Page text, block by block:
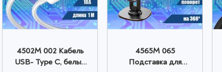
4502M 002 Кабель
USB- Type C, белый
4565M 065
Подставка для